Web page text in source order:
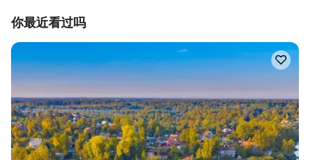
你最近看过吗